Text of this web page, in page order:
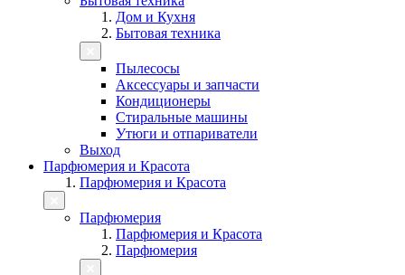
Дом и Кухня
Бытовая техника
Пылесосы
Аксессуары и запчасти
Кондиционеры
Стиральные машины
Утюги и отпариватели
Выход
Парфюмерия и Красота
Парфюмерия и Красота
Парфюмерия
Парфюмерия и Красота
Парфюмерия